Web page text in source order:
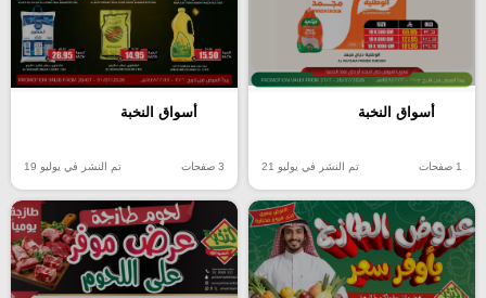
أسواق النخبة
1 صفحات تم النشر في يوليو 21
أسواق النخبة
3 صفحات تم النشر في يوليو 19